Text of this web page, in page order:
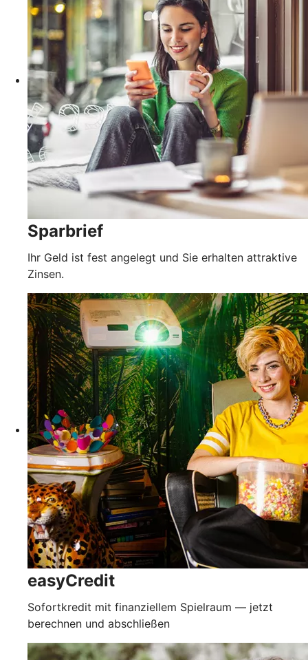
Sparbrief
Ihr Geld ist fest angelegt und Sie erhalten attraktive
Zinsen.
easyCredit
Sofortkredit mit finanziellem Spielraum — jetzt
berechnen und abschließen